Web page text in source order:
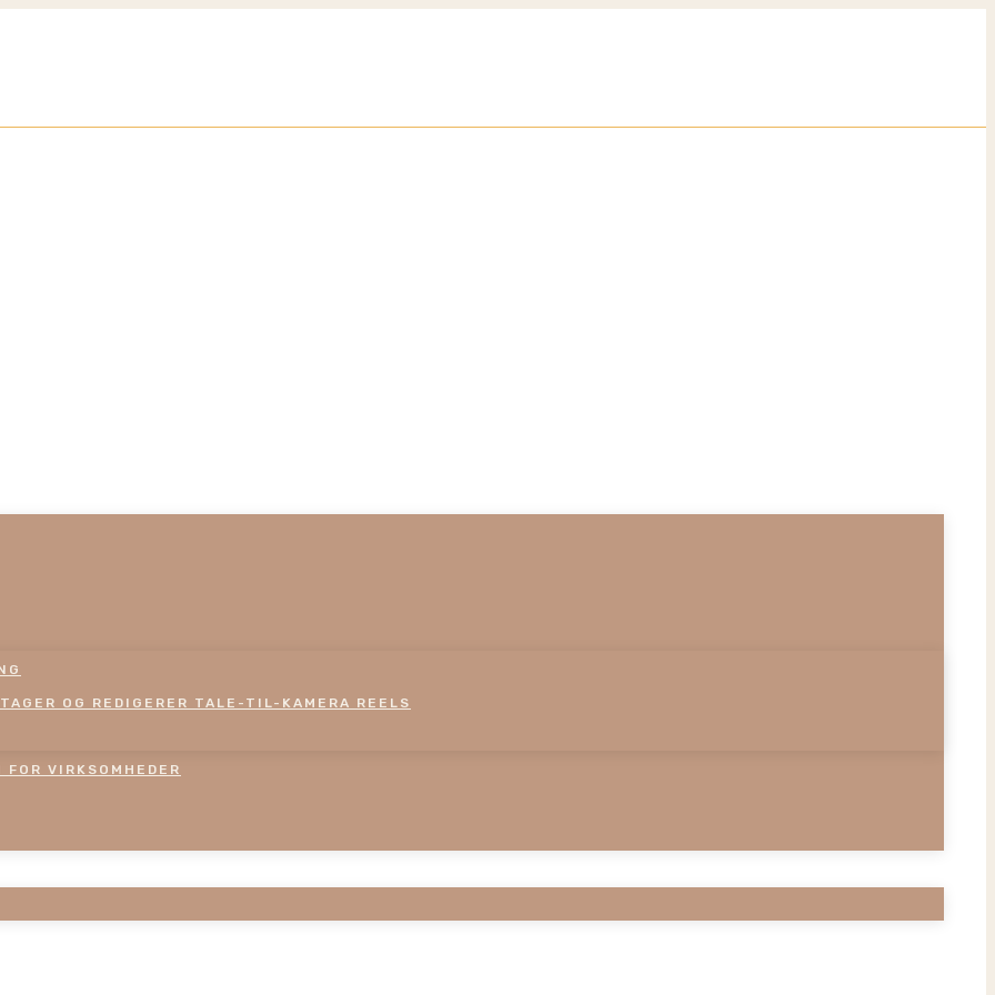
OG REDIGERER TALE-TIL-KAMERA REELS
VIRKSOMHEDER